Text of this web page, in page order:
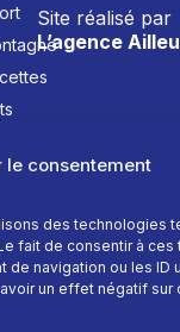
le consentement
des technologies
fait de consentir à
navigation ou les ID
un effet négatif
Site réalisé par
L’agence